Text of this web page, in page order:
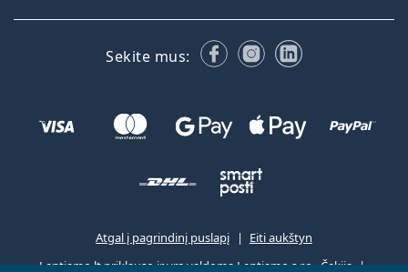
Sekite mus: FacebookInstagram
LinkedIn
Atgal į pagrindinį puslapį
Eiti aukštyn
Lentiamo.lt priklauso ir yra valdoma Lentiamo s.r.o., Čekija